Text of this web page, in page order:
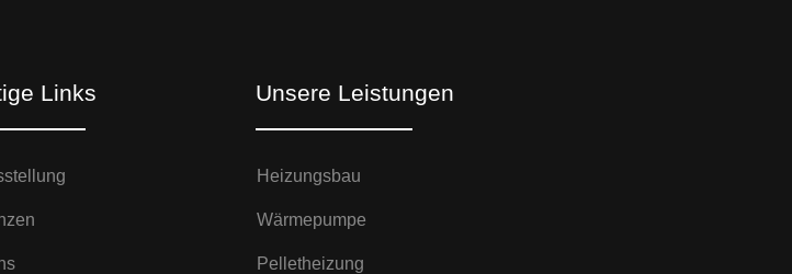
Links Unsere Leistungen
Heizungsbau
Wärmepumpe
Pelletheizung